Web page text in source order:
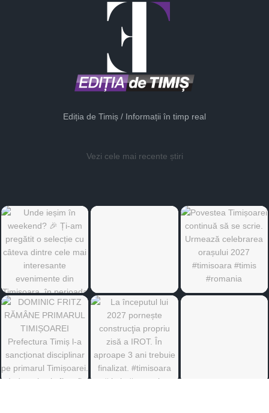
Ediția de Timiș / Informații în timp real
Vezi cele mai recente știri